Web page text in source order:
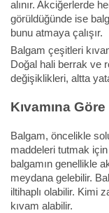
alınır. Akciğerlerde
görüldüğünde ise
bunu atmaya çalışır.
Balgam çeşitleri
Doğal hali berrak ve
değişiklikleri, altta
Kıvamına
Balgam, öncelikle
maddeleri tutmak
balgamın genellikle
meydana gelebilir.
iltihaplı olabilir. Kimi
kıvam alabilir.